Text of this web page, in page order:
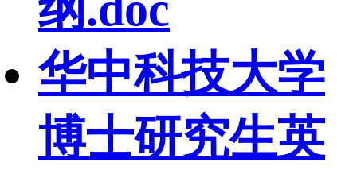
华中科技大学
博士研究生英